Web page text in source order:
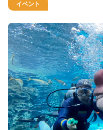
イベント